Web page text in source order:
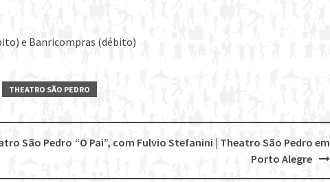
e Banricompras (débito)
THEATRO SÃO PEDRO
“O Pai”, com Fulvio Stefanini | Theatro São Pedro em
Porto Alegre
São Pedro